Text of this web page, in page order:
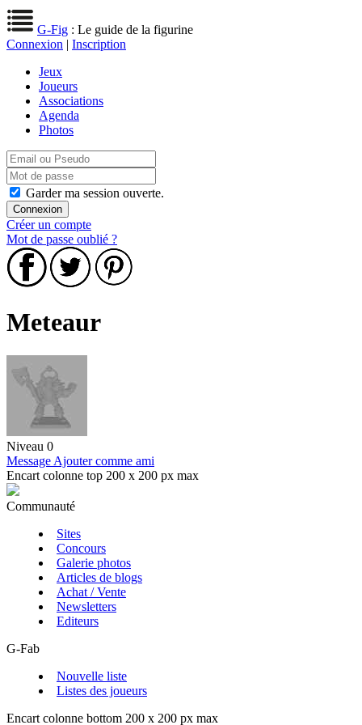
G-Fig : Le guide de la figurine
Connexion | Inscription
Jeux
Joueurs
Associations
Agenda
Photos
Garder ma session ouverte.
Créer un compte
Mot de passe oublié ?
Meteaur
Niveau 0
Message Ajouter comme ami
Encart colonne top 200 x 200 px max
Communauté
Sites
Concours
Galerie photos
Articles de blogs
Achat / Vente
Newsletters
Editeurs
G-Fab
Nouvelle liste
Listes des joueurs
Encart colonne bottom 200 x 200 px max